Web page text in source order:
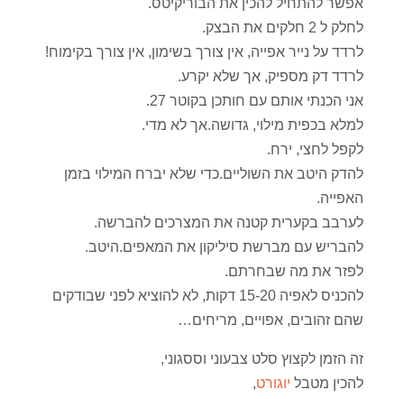
לחלק ל 2 חלקים את הבצק.
לרדד על נייר אפייה, אין צורך בשימון, אין צורך בקימוח!
לרדד דק מספיק, אך שלא יקרע.
אני הכנתי אותם עם חותכן בקוטר 27.
למלא בכפית מילוי, גדושה.אך לא מדי.
לקפל לחצי, ירח.
להדק היטב את השוליים.כדי שלא יברח המילוי בזמן
האפייה.
לערבב בקערית קטנה את המצרכים להברשה.
להבריש עם מברשת סיליקון את המאפים.היטב.
לפזר את מה שבחרתם.
להכניס לאפיה 15-20 דקות, לא להוציא לפני שבודקים
שהם זהובים, אפויים, מריחים…
זה הזמן לקצוץ סלט צבעוני וססגוני,
להכין מטבל יוגורט,